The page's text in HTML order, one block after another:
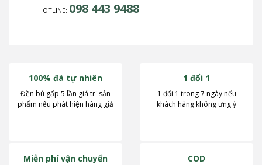
HOTLINE: 098 443 9488
100% đá tự nhiên
Đền bù gấp 5 lần giá trị sản
phẩm nếu phát hiện hàng giả
1 đổi 1
1 đổi 1 trong 7 ngày nếu
khách hàng không ưng ý
Miễn phí vận chuyển COD